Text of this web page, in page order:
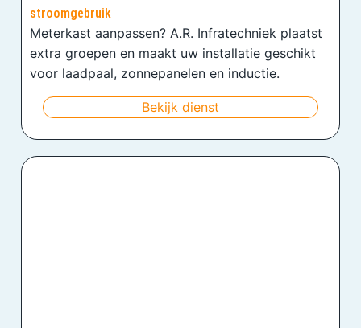
stroomgebruik
Meterkast aanpassen? A.R. Infratechniek plaatst
extra groepen en maakt uw installatie geschikt
voor laadpaal, zonnepanelen en inductie.
Bekijk dienst